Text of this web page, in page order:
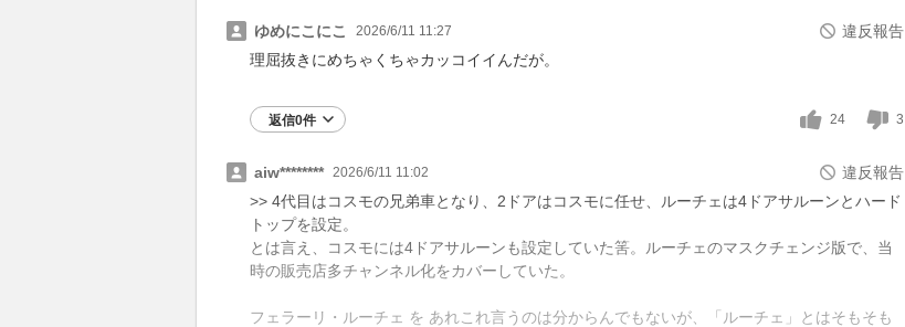
ゆめにこにこ 2026/6/11 11:27
違反報告
理屈抜きにめちゃくちゃカッコイイんだが。
返信0件 24 3
aiw******** 2026/6/11 11:02
違反報告
>> 4代目はコスモの兄弟車となり、2ドアはコスモに任せ、ルーチェは4ドアサルーンとハード
トップを設定。
とは言え、コスモには4ドアサルーンも設定していた筈。ルーチェのマスクチェンジ版で、当
時の販売店多チャンネル化をカバーしていた。
フェラーリ・ルーチェ を あれこれ言うのは分からんでもないが、「ルーチェ」とはそもそも